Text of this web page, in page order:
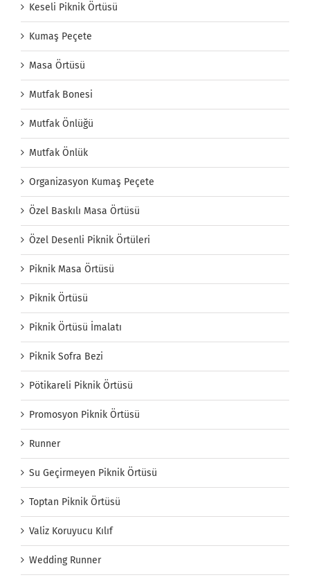
Keseli Piknik Örtüsü
Kumaş Peçete
Masa Örtüsü
Mutfak Bonesi
Mutfak Önlüğü
Mutfak Önlük
Organizasyon Kumaş Peçete
Özel Baskılı Masa Örtüsü
Özel Desenli Piknik Örtüleri
Piknik Masa Örtüsü
Piknik Örtüsü
Piknik Örtüsü İmalatı
Piknik Sofra Bezi
Pötikareli Piknik Örtüsü
Promosyon Piknik Örtüsü
Runner
Su Geçirmeyen Piknik Örtüsü
Toptan Piknik Örtüsü
Valiz Koruyucu Kılıf
Wedding Runner